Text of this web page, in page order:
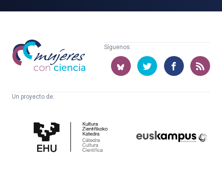
Mujeres
con
ciencia
Síguenos:
Un proyecto de:
Cultura
Científica